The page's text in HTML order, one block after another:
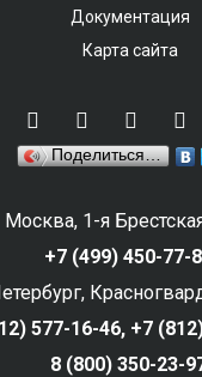
Документация
Карта сайта
Поделиться…
Москва, 1-я
+7 (499) 450-77-
577-16-46, +7
8 (800) 350-23-